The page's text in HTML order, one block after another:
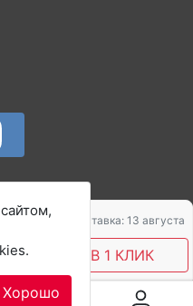
Хорошо
Доставка: 13 августа
КУПИТЬ В 1 КЛИК